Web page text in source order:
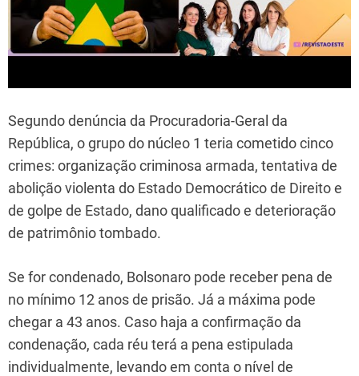
Segundo denúncia da Procuradoria-Geral da
República, o grupo do núcleo 1 teria cometido cinco
crimes: organização criminosa armada, tentativa de
abolição violenta do Estado Democrático de Direito e
de golpe de Estado, dano qualificado e deterioração
de patrimônio tombado.
Se for condenado, Bolsonaro pode receber pena de
no mínimo 12 anos de prisão. Já a máxima pode
chegar a 43 anos. Caso haja a confirmação da
condenação, cada réu terá a pena estipulada
individualmente, levando em conta o nível de